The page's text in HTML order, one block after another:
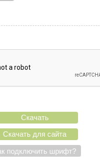
Скачать
Скачать для сайта
подключить шрифт?